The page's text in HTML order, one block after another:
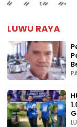
LUWU RAYA